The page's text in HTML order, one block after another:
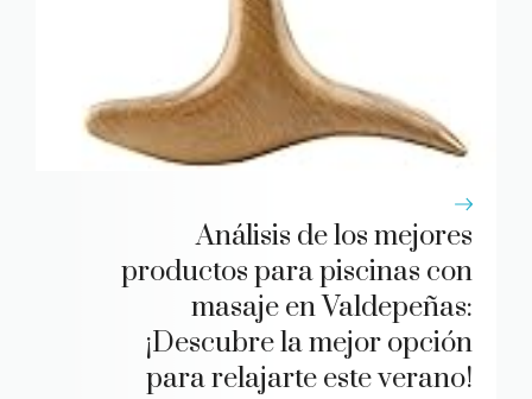
Análisis de los mejores
productos para piscinas con
masaje en Valdepeñas:
¡Descubre la mejor opción
para relajarte este verano!